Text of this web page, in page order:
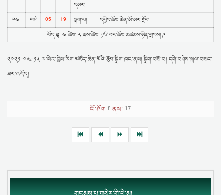
དམར།
༠༤ ༠༧ 05 19 ལྷག་པ།
དཔྱིད་ཆོས་ཆེན་མོ་མར་གྲོལ།
བོད་ཟླ་ ༤ ཚེས་ ༨ ནས་ཚེས་ ༡༦ བར་ཆོས་མཚམས་ཉིན་གྲངས། ༩
༢༠༢༡-༠༤-༡༥ ལ་སེར་བྱེས་རིག་མཛོད་ཆེན་མོའི་རྩོམ་སྒྲིག་ཁང་ནས། སྒྲིག་བཟོ་བ། དགེ་བཤེས་སྐལ་བཟང་
ཐར་འདོད།
ངོ་ཤོག 8 ནས་ 17